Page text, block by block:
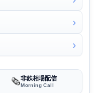
🗞️非鉄相場配信
Morning Call